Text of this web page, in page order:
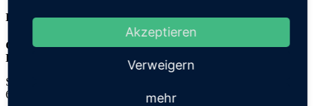
Kontakt
Grundschule an der
Elisabeth-von-Thadden-Schule
Steinhofweg 95
69123 Heidelberg
Akzeptieren
Verweigern
mehr